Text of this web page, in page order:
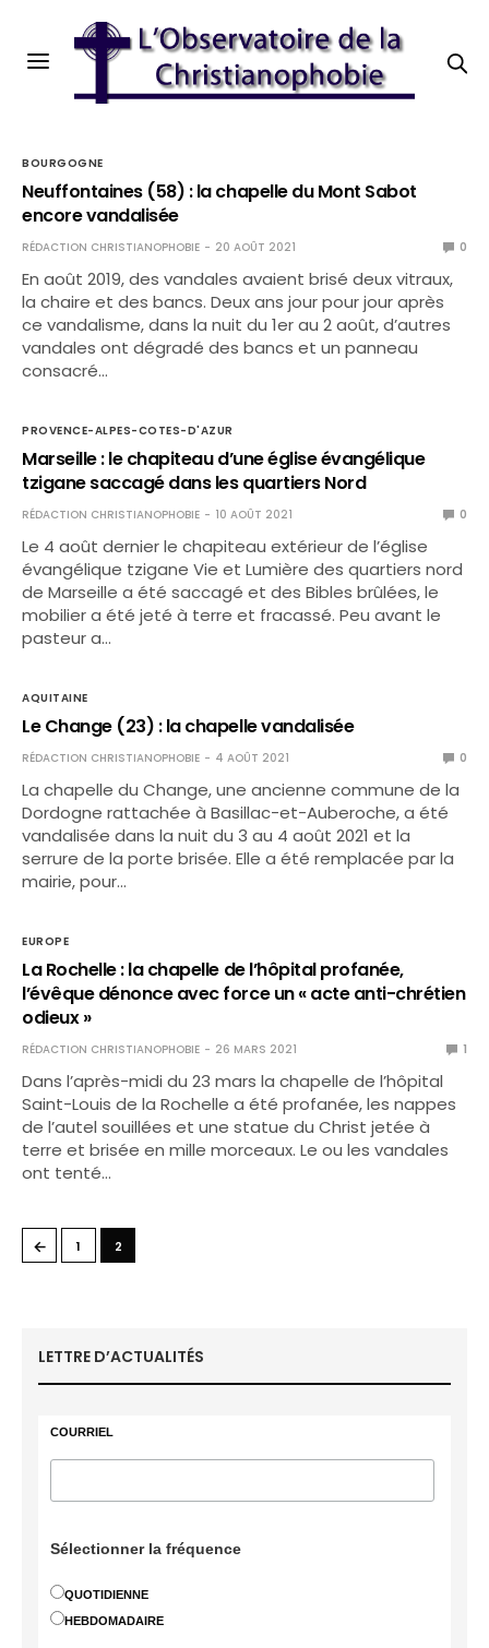
BOURGOGNE
Neuffontaines (58) : la chapelle du Mont Sabot
encore vandalisée
RÉDACTION CHRISTIANOPHOBIE 20 AOÛT 2021 0
En août 2019, des vandales avaient brisé deux vitraux,
la chaire et des bancs. Deux ans jour pour jour après
ce vandalisme, dans la nuit du 1er au 2 août, d’autres
vandales ont dégradé des bancs et un panneau
consacré…
PROVENCE-ALPES-COTES-D'AZUR
Marseille : le chapiteau d’une église évangélique
tzigane saccagé dans les quartiers Nord
RÉDACTION CHRISTIANOPHOBIE 10 AOÛT 2021 0
Le 4 août dernier le chapiteau extérieur de l’église
évangélique tzigane Vie et Lumière des quartiers nord
de Marseille a été saccagé et des Bibles brûlées, le
mobilier a été jeté à terre et fracassé. Peu avant le
pasteur a…
AQUITAINE
Le Change (23) : la chapelle vandalisée
RÉDACTION CHRISTIANOPHOBIE 4 AOÛT 2021 0
La chapelle du Change, une ancienne commune de la
Dordogne rattachée à Basillac-et-Auberoche, a été
vandalisée dans la nuit du 3 au 4 août 2021 et la
serrure de la porte brisée. Elle a été remplacée par la
mairie, pour…
EUROPE
La Rochelle : la chapelle de l’hôpital profanée,
l’évêque dénonce avec force un « acte anti-chrétien
odieux »
RÉDACTION CHRISTIANOPHOBIE 26 MARS 2021 1
Dans l’après-midi du 23 mars la chapelle de l’hôpital
Saint-Louis de la Rochelle a été profanée, les nappes
de l’autel souillées et une statue du Christ jetée à
terre et brisée en mille morceaux. Le ou les vandales
ont tenté…
← 1 2
LETTRE D’ACTUALITÉS
COURRIEL
Sélectionner la fréquence
QUOTIDIENNE
HEBDOMADAIRE